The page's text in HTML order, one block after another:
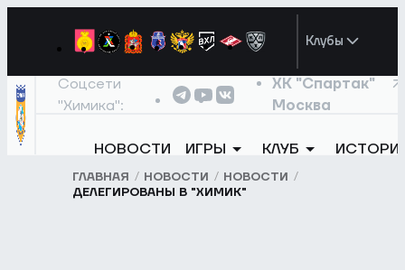
Клубы
Соцсети
"Химика":
ХК "Спартак"
Москва
НОВОСТИ ИГРЫ КЛУБ
ГЛАВНАЯ НОВОСТИ
НОВОСТИ
ДЕЛЕГИРОВАНЫ В "ХИМИК"